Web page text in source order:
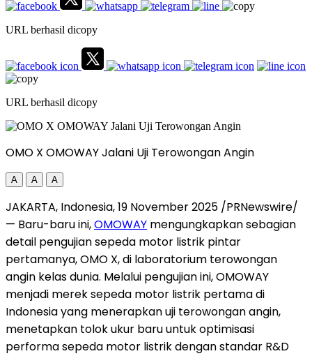
URL berhasil dicopy
URL berhasil dicopy
OMO X OMOWAY Jalani Uji Terowongan Angin
A A A
JAKARTA, Indonesia,19 November 2025 /PRNewswire/
— Baru-baru ini,OMOWAY mengungkapkan sebagian
detail pengujian sepeda motor listrik pintar
pertamanya, OMO X, di laboratorium terowongan
angin kelas dunia. Melalui pengujian ini, OMOWAY
menjadi merek sepeda motor listrik pertama di
Indonesiayang menerapkan uji terowongan angin,
menetapkan tolok ukur baru untuk optimisasi
performa sepeda motor listrik dengan standar R&D